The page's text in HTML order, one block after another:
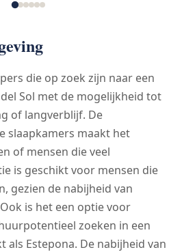
die op zoek zijn naar een
Sol met de mogelijkheid tot
of langverblijf. De
slaapkamers maakt het
of mensen die veel
is geschikt voor mensen die
gezien de nabijheid van
is het een optie voor
zoeken in een
Estepona. De nabijheid van